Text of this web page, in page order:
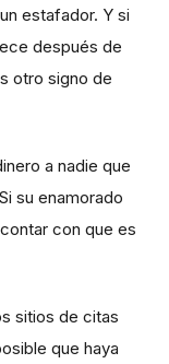
estafador. Y si
después de
otro signo de
a nadie que
su enamorado
con que es
sitios de citas
que haya